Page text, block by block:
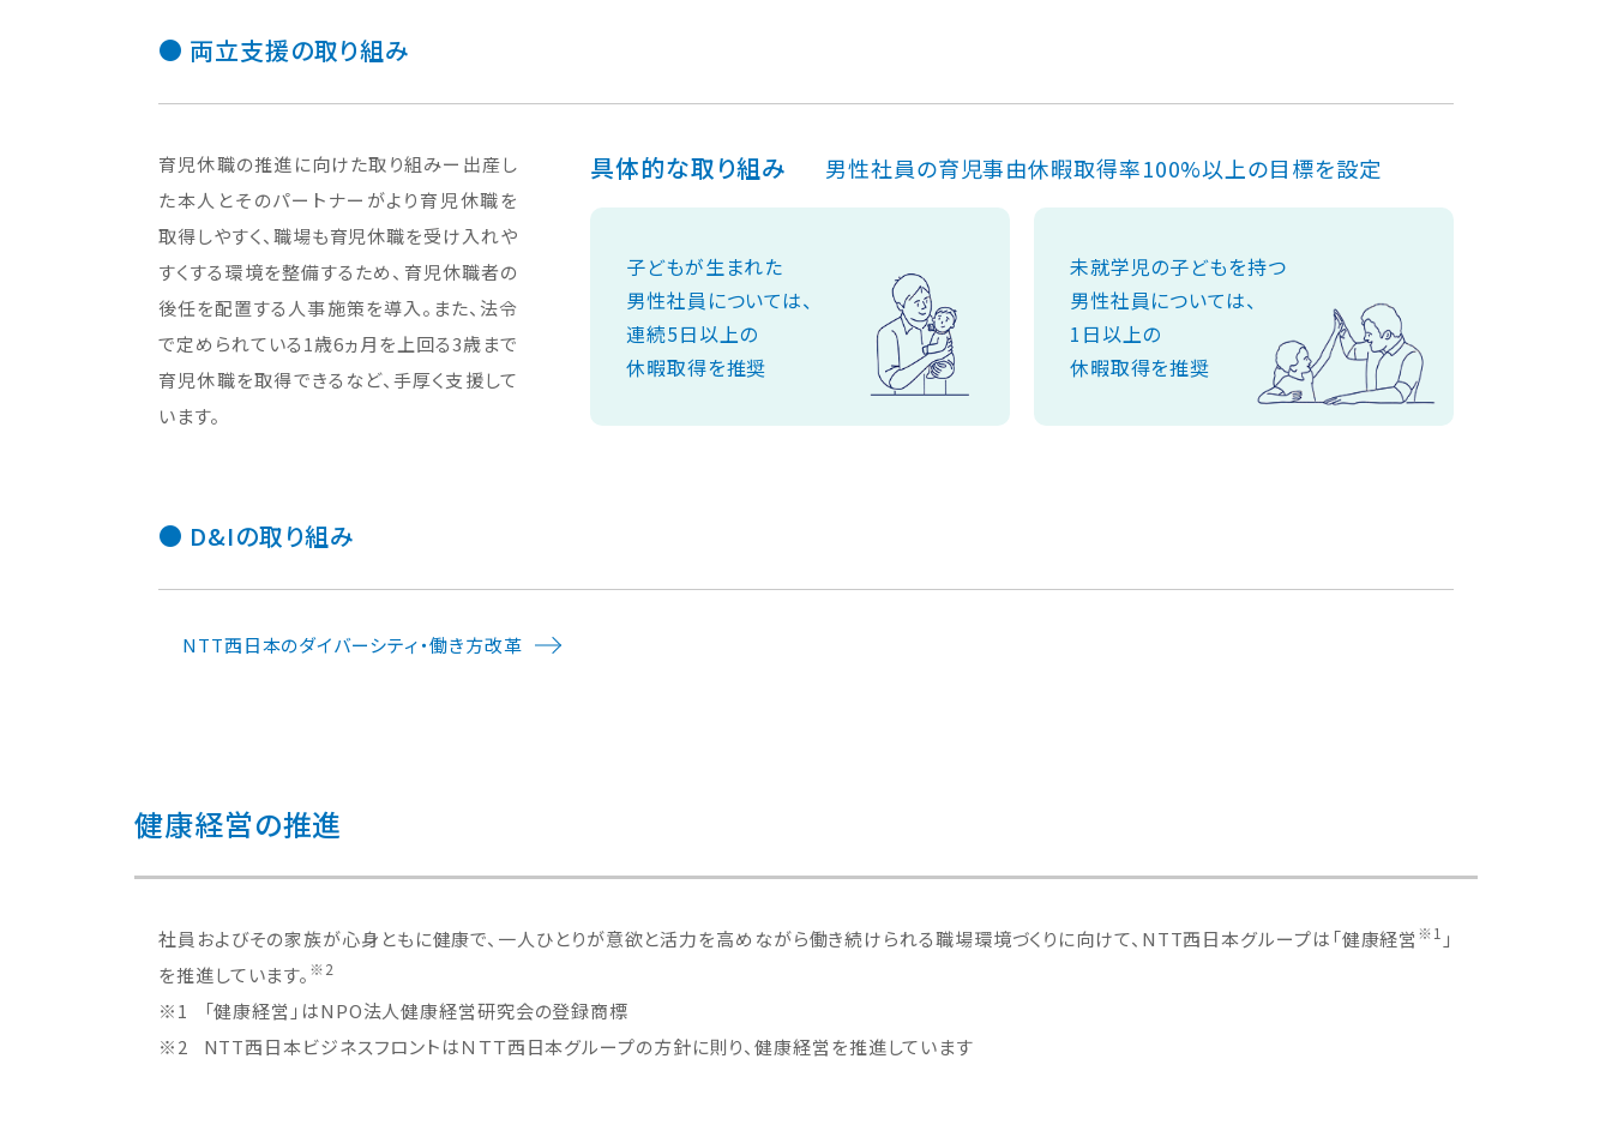
両立支援の取り組み
育児休職の推進に向けた取り組みー出産し
た本人とそのパートナーがより育児休職を
取得しやすく、職場も育児休職を受け入れや
すくする環境を整備するため、育児休職者の
後任を配置する人事施策を導入。また、法令
で定められている1歳6ヵ月を上回る3歳まで
育児休職を取得できるなど、手厚く支援して
います。
具体的な取り組み 男性社員の育児事由休暇取得率100%以上の目標を設定
子どもが生まれた
男性社員については、
連続5日以上の
休暇取得を推奨
未就学児の子どもを持つ
男性社員については、
1日以上の
休暇取得を推奨
D&Iの取り組み
NTT西日本のダイバーシティ・働き方改革
健康経営の推進
社員およびその家族が心身ともに健康で、一人ひとりが意欲と活力を高めながら働き続けられる職場環境づくりに向けて、NTT⻄⽇本グループは「健康経営 ※1 」
を推進しています。 ※2
※1
「健康経営」はNPO法⼈健康経営研究会の登録商標
※2
NTT西日本ビジネスフロントはＮＴＴ西日本グループの方針に則り、健康経営を推進しています